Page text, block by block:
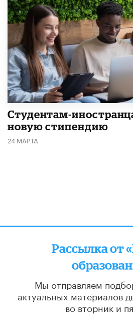
Студентам-
новую стипендию
24 МАРТА
Рассылка от
Мы отправляем
актуальных материалов
во вторник и